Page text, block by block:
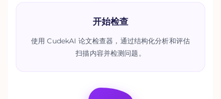
开始检查
使用 CudekAI 论文检查器，通过结构化分析和评估
扫描内容并检测问题。